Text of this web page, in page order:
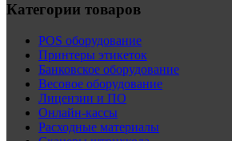
Категории товаров
POS оборудование
Принтеры этикеток
Банковское оборудование
Весовое оборудование
Лицензии и ПО
Онлайн-кассы
Расходные материалы